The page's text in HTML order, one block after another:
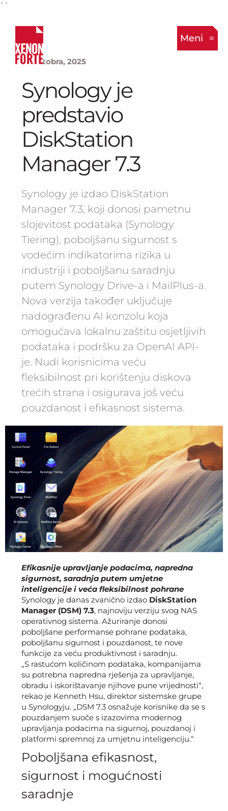
``
Meni
8. Oktobra, 2025
Synology je
predstavio
DiskStation
Manager 7.3
Synology je izdao DiskStation
Manager 7.3, koji donosi pametnu
slojevitost podataka (Synology
Tiering), poboljšanu sigurnost s
vodećim indikatorima rizika u
industriji i poboljšanu saradnju
putem Synology Drive-a i MailPlus-a.
Nova verzija također uključuje
nadograđenu AI konzolu koja
omogućava lokalnu zaštitu osjetljivih
podataka i podršku za OpenAI API-
je. Nudi korisnicima veću
fleksibilnost pri korištenju diskova
trećih strana i osigurava još veću
pouzdanost i efikasnost sistema.
Efikasnije upravljanje podacima, napredna
sigurnost, saradnja putem umjetne
inteligencije i veća fleksibilnost pohrane
Synology je danas zvanično izdao DiskStation
Manager (DSM) 7.3, najnoviju verziju svog NAS
operativnog sistema. Ažuriranje donosi
poboljšane performanse pohrane podataka,
poboljšanu sigurnost i pouzdanost, te nove
funkcije za veću produktivnost i saradnju.
„S rastućom količinom podataka, kompanijama
su potrebna napredna rješenja za upravljanje,
obradu i iskorištavanje njihove pune vrijednosti“,
rekao je Kenneth Hsu, direktor sistemske grupe
u Synologyju. „DSM 7.3 osnažuje korisnike da se s
pouzdanjem suoče s izazovima modernog
upravljanja podacima na sigurnoj, pouzdanoj i
platformi spremnoj za umjetnu inteligenciju.“
Poboljšana efikasnost,
sigurnost i mogućnosti
saradnje